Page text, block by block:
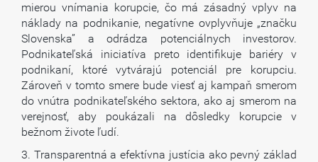
mierou vnímania korupcie, čo má zásadný vplyv na
náklady na podnikanie, negatívne ovplyvňuje „značku
Slovenska” a odrádza potenciálnych investorov.
Podnikateľská iniciatíva preto identifikuje bariéry v
podnikaní, ktoré vytvárajú potenciál pre korupciu.
Zároveň v tomto smere bude viesť aj kampaň smerom
do vnútra podnikateľského sektora, ako aj smerom na
verejnosť, aby poukázali na dôsledky korupcie v
bežnom živote ľudí.
3. Transparentná a efektívna justícia ako pevný základ